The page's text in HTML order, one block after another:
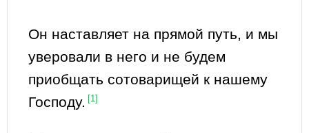
Он наставляет на прямой путь, и мы
уверовали в него и не будем
приобщать сотоварищей к нашему
Господу.
[1]